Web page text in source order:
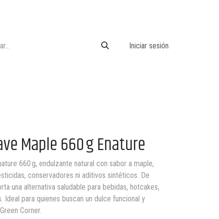
Iniciar sesión
Maple 660 g Enature
660 g, endulzante natural con sabor a maple,
conservadores ni aditivos sintéticos. De
una alternativa saludable para bebidas, hotcakes,
para quienes buscan un dulce funcional y
Corner.